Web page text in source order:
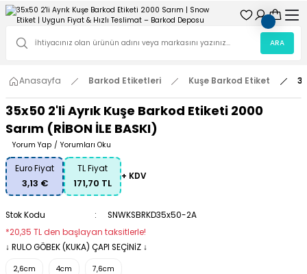
ARA
Anasayfa Barkod Etiketleri Kuşe Barkod Etiket
35x50 2'li Ayrık Kuşe Barkod Etiketi 2000
Sarım (RİBON İLE BASKI)
Yorum Yap / Yorumları Oku
Euro Fiyat
3,13 €
TL Fiyat
171,70 TL
+ KDV
Stok Kodu
SNWKSBRKD35x50-2A
*20,35 TL den başlayan taksitlerle!
↓ RULO GÖBEK (KUKA) ÇAPI SEÇİNİZ ↓
2,6cm 4cm 7,6cm